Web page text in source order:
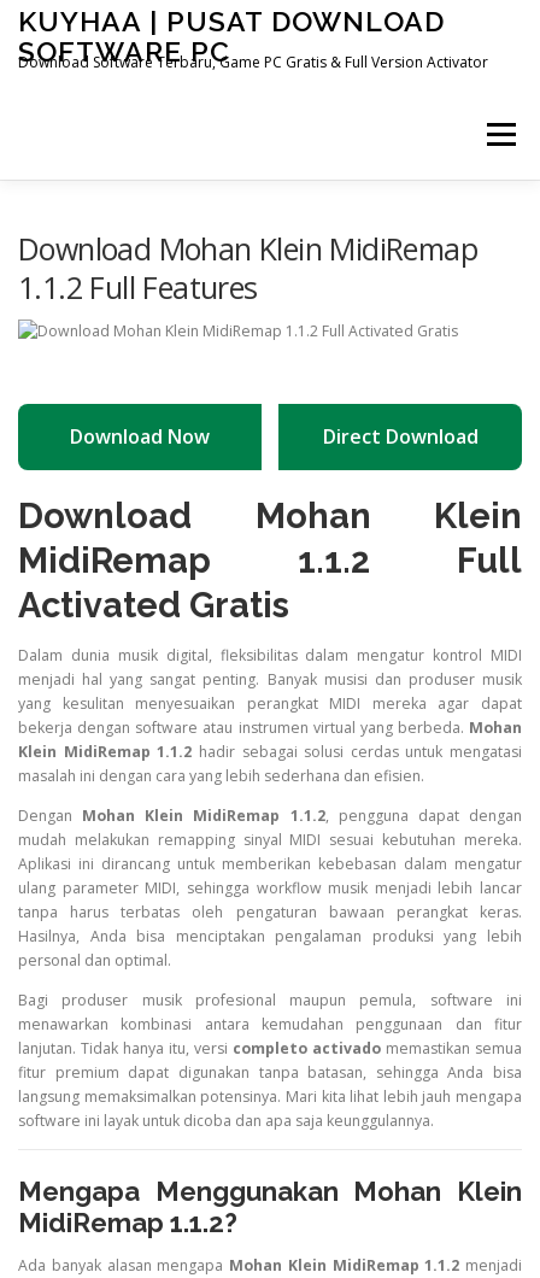
Skip
content
KUYHAA | PUSAT DOWNLOAD
SOFTWARE PC
Download Software Terbaru, Game PC Gratis & Full Version Activator
Menu
Download Mohan Klein MidiRemap
1.1.2 Full Features
Download Now Direct Download
Download Mohan Klein
MidiRemap 1.1.2 Full
Activated Gratis
Dalam dunia musik digital, fleksibilitas dalam mengatur kontrol MIDI
menjadi hal yang sangat penting. Banyak musisi dan produser musik
yang kesulitan menyesuaikan perangkat MIDI mereka agar dapat
bekerja dengan software atau instrumen virtual yang berbeda. Mohan
Klein MidiRemap 1.1.2 hadir sebagai solusi cerdas untuk mengatasi
masalah ini dengan cara yang lebih sederhana dan efisien.
Dengan Mohan Klein MidiRemap 1.1.2, pengguna dapat dengan
mudah melakukan remapping sinyal MIDI sesuai kebutuhan mereka.
Aplikasi ini dirancang untuk memberikan kebebasan dalam mengatur
ulang parameter MIDI, sehingga workflow musik menjadi lebih lancar
tanpa harus terbatas oleh pengaturan bawaan perangkat keras.
Hasilnya, Anda bisa menciptakan pengalaman produksi yang lebih
personal dan optimal.
Bagi produser musik profesional maupun pemula, software ini
menawarkan kombinasi antara kemudahan penggunaan dan fitur
lanjutan. Tidak hanya itu, versi completo activado memastikan semua
fitur premium dapat digunakan tanpa batasan, sehingga Anda bisa
langsung memaksimalkan potensinya. Mari kita lihat lebih jauh mengapa
software ini layak untuk dicoba dan apa saja keunggulannya.
Mengapa Menggunakan Mohan Klein
MidiRemap 1.1.2?
Ada banyak alasan mengapa Mohan Klein MidiRemap 1.1.2 menjadi